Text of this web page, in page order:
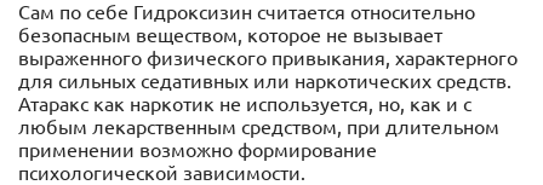
Сам по себе Гидроксизин считается относительно
безопасным веществом, которое не вызывает
выраженного физического привыкания, характерного
для сильных седативных или наркотических средств.
Атаракс как наркотик не используется, но, как и с
любым лекарственным средством, при длительном
применении возможно формирование
психологической зависимости.